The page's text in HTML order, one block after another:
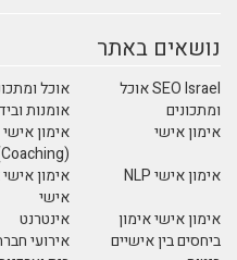
נושאים באתר
SEO Israel אוכל
ומתכונים
אוכל
אומנות
אימון אישי
אימון אישי
(Coaching)
אימון אישי NLP
אימון אישי
אישי
אימון אישי אימון
ביחסים בין אישיים
אינטרנט
אירועי